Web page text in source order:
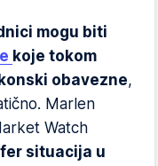
mogu biti
koje tokom
obavezne,
Marlen
Watch
situacija u